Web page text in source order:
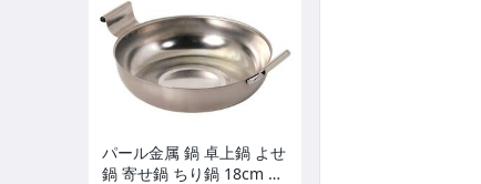
パール金属 鍋 卓上鍋 よせ
鍋 寄せ鍋 ちり鍋 18cm 日